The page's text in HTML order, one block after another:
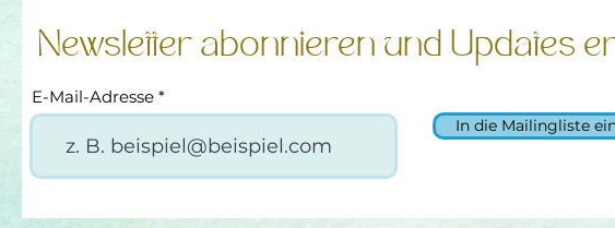
Newsletter abonnieren und Updates
E-Mail-Adresse
In die Mailingliste